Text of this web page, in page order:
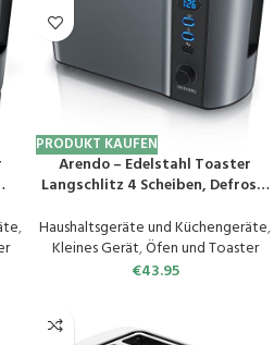
–,
PRODUKT KAUFEN
Arendo – Edelstahl Toaster
Langschlitz 4 Scheiben, Defrost,
integriertem Brötchenaufsatz,
1500W, Krümelschublade,
Display, Cool Grey
Haushaltsgeräte und Küchengeräte,
Kleines Gerät,Öfen und Toaster
€43.95